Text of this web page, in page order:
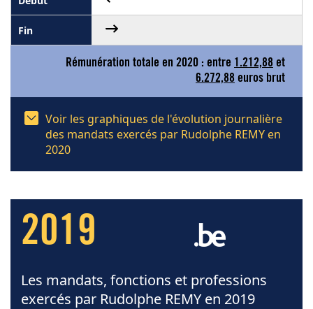
Rémunération totale en 2020 : entre 1.212,88 et
6.272,88 euros brut
Voir les graphiques de l'évolution journalière
des mandats exercés par Rudolphe REMY en
2020
2019
Les mandats, fonctions et professions
exercés par Rudolphe REMY en 2019